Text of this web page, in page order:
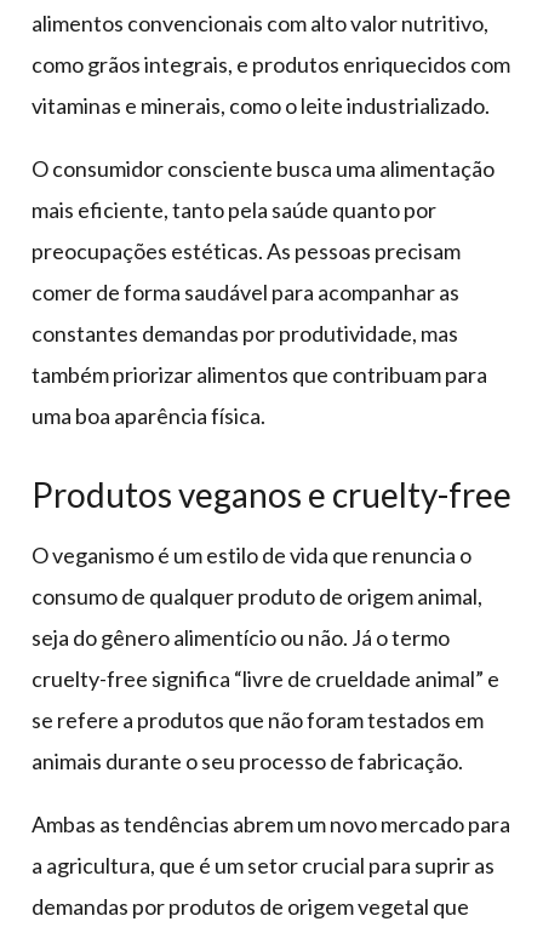
alimentos convencionais com alto valor nutritivo,
como grãos integrais, e produtos enriquecidos com
vitaminas e minerais, como o leite industrializado.
O consumidor consciente busca uma alimentação
mais eficiente, tanto pela saúde quanto por
preocupações estéticas. As pessoas precisam
comer de forma saudável para acompanhar as
constantes demandas por produtividade, mas
também priorizar alimentos que contribuam para
uma boa aparência física.
Produtos veganos e cruelty-free
O veganismo é um estilo de vida que renuncia o
consumo de qualquer produto de origem animal,
seja do gênero alimentício ou não. Já o termo
cruelty-free significa “livre de crueldade animal” e
se refere a produtos que não foram testados em
animais durante o seu processo de fabricação.
Ambas as tendências abrem um novo mercado para
a agricultura, que é um setor crucial para suprir as
demandas por produtos de origem vegetal que